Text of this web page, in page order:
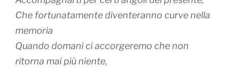
Che fortunatamente diventeranno curve nella
memoria
Quando domani ci accorgeremo che non
ritorna mai più niente,